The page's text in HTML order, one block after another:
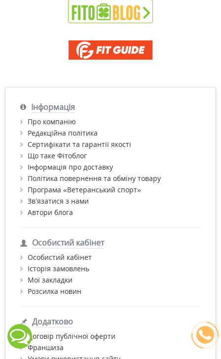
Інформація
Про компанію
Редакційна політика
Сертифікати та гарантії якості
Що таке Фітоблог
Інформація про доставку
Політика повернення та обміну товару
Програма «Ветеранський спорт»
Зв’язатися з нами
Автори блога
Особистий кабінет
Особистий кабінет
Історія замовлень
Мої закладки
Розсилка новин
Додатково
Договір публічної оферти
Франшиза